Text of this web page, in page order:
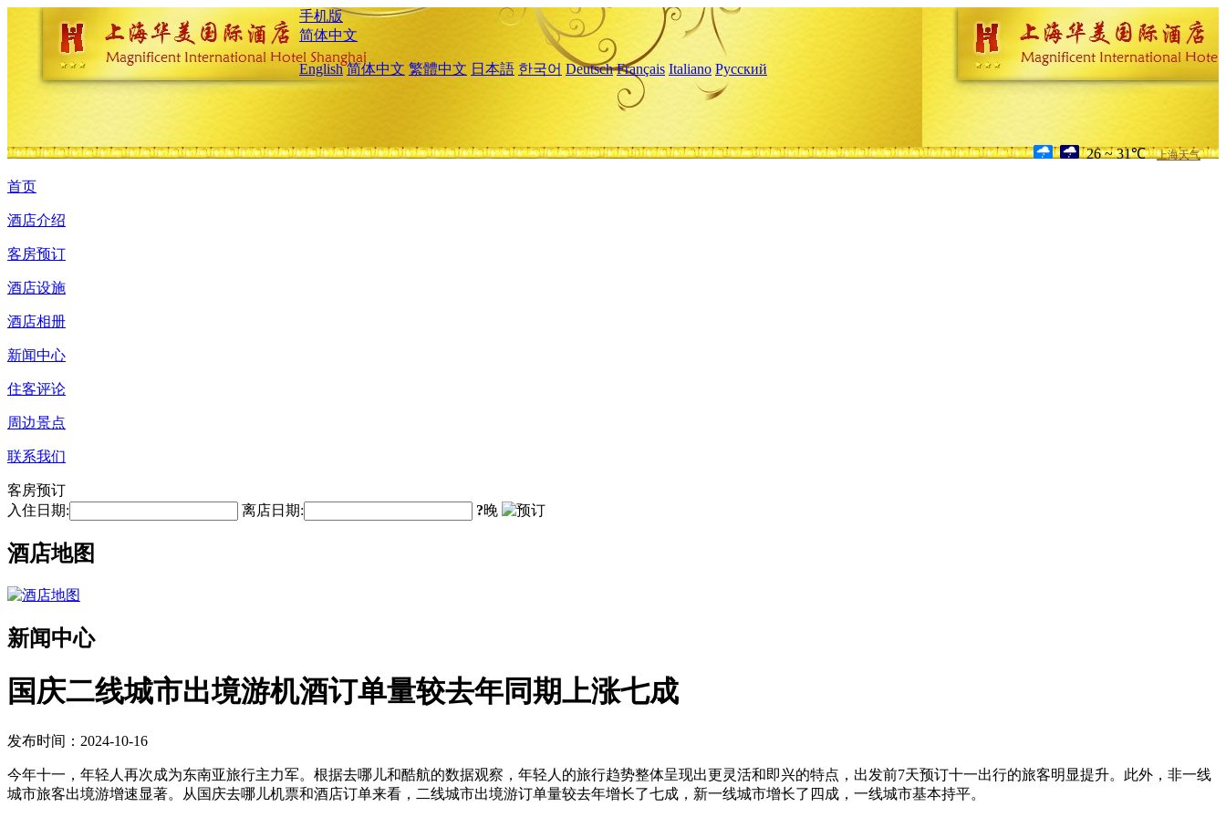
手机版
简体中文
English 简体中文 繁體中文 日本語 한국어 Deutsch Français Italiano Русский
26 ~ 31℃ 上海天气
首页
酒店介绍
客房预订
酒店设施
酒店相册
新闻中心
住客评论
周边景点
联系我们
客房预订
入住日期:
离店日期: ?晚
酒店地图
新闻中心
国庆二线城市出境游机酒订单量较去年同期上涨七成
发布时间：2024-10-16
今年十一，年轻人再次成为东南亚旅行主力军。根据去哪儿和酷航的数据观察，年轻人的旅行趋势整体呈现出更灵活和即兴的特点，出发前7天预订十一出行的旅客明显提升。此外，非一线
城市旅客出境游增速显著。从国庆去哪儿机票和酒店订单来看，二线城市出境游订单量较去年增长了七成，新一线城市增长了四成，一线城市基本持平。